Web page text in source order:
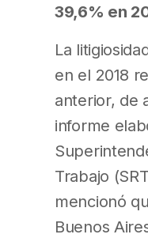
39,6% en
La
en el 2018
anterior, de
informe
Trabajo
mencionó
Buenos